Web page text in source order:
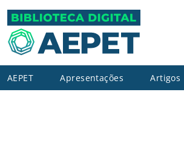
AEPET Apresentações Artigos